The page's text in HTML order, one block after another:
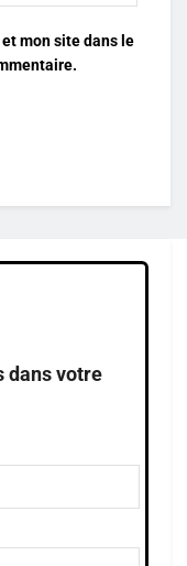
mon site dans le
dans votre